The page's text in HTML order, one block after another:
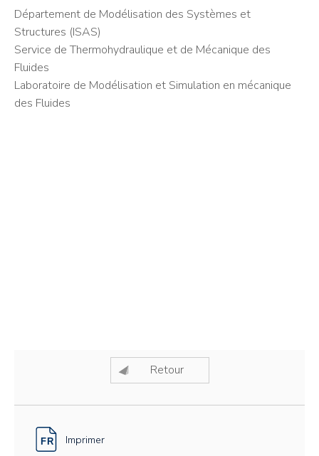
Département de Modélisation des Systèmes et
Structures (ISAS)
Service de Thermohydraulique et de Mécanique des
Fluides
Laboratoire de Modélisation et Simulation en mécanique
des Fluides
Retour
Imprimer